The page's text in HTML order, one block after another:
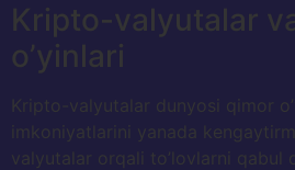
Kripto-valyutalar
o’yinlari
Kripto-valyutalar dunyosi qimor
imkoniyatlarini yanada
valyutalar orqali to’lovlarni qabul